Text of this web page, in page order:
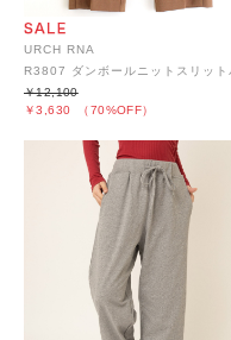
URCH RNA
￥3,630 （70%OFF）
￥12,100